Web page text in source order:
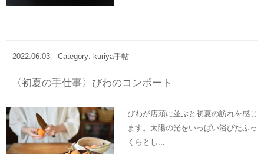
2022.06.03 Category: kuriya手帖
〈初夏の手仕事〉びわのコンポート
びわが店頭に並ぶと初夏の訪れを感じ
ます。太陽の光をいっぱい浴びたふっ
くらとし...